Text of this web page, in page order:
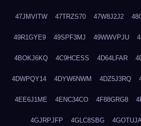
47JMVITW 47TRZS70 47W8J2J2
49R1GYE9 49SPF3MJ 49WWVPJU
4BOKJ6KQ 4C9HCESS 4D64LFAR
4DWPQY14 4DYW6NWM 4DZ5J3RQ
4EE6J1ME 4ENC34CO 4F88GRG8
4GJRPJFP 4GLC8SBG